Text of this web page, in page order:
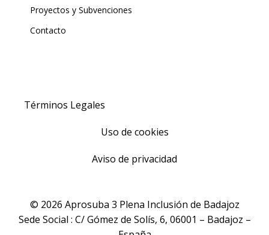
Proyectos y Subvenciones
Contacto
Términos Legales
Uso de cookies
Aviso de privacidad
© 2026 Aprosuba 3 Plena Inclusión de Badajoz
Sede Social : C/ Gómez de Solís, 6, 06001 – Badajoz –